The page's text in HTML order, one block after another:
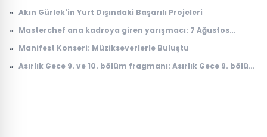
» Akın Gürlek'in Yurt Dışındaki Başarılı Projeleri
» Masterchef ana kadroya giren yarışmacı: 7 Ağustos
» Manifest Konseri: Müzikseverlerle Buluştu
» Asırlık Gece 9. ve 10. bölüm fragmanı: Asırlık Gece 9. bölüm